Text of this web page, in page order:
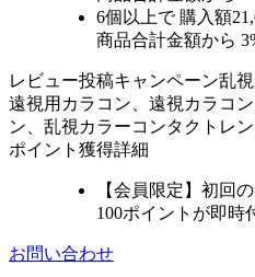
6個 以上で 購入額
商品合計金額から
レビュー投稿キャンペーン乱
遠視用カラコン、遠視カラコ
ン、乱視カラーコンタクトレ
ポイント獲得詳細
【会員限定】初回
100ポイント が即時
お問い合わせ